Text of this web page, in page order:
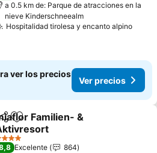
a 0.5 km de: Parque de atracciones en la
nieve Kinderschneealm
Hospitalidad tirolesa y encanto alpino
ver los precios
Ver precios
Añadir a favoritos
Familien- &
Excelente
864